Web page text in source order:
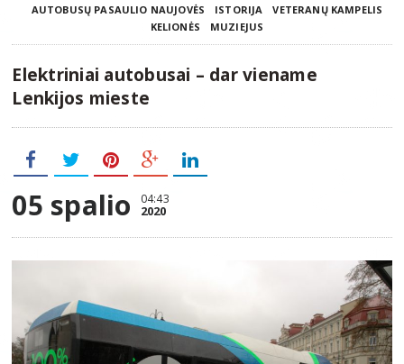
AUTOBUSŲ PASAULIO NAUJOVĖS
ISTORIJA
VETERANŲ KAMPELIS
KELIONĖS
MUZIEJUS
Elektriniai autobusai – dar viename
Lenkijos mieste
05 spalio 04:43
2020